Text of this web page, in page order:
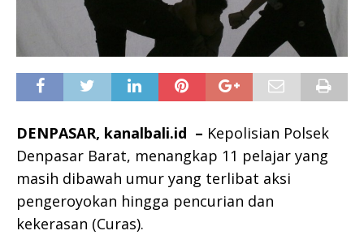
DENPASAR, kanalbali.id – Kepolisian Polsek
Denpasar Barat, menangkap 11 pelajar yang
masih dibawah umur yang terlibat aksi
pengeroyokan hingga pencurian dan
kekerasan (Curas).